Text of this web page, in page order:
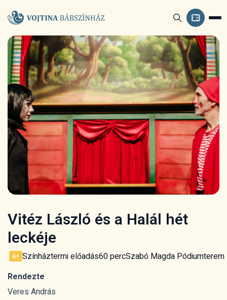
Vitéz László és a Halál hét
leckéje
6+ Színháztermi előadás60 percSzabó Magda Pódiumterem
Rendezte
Veres András